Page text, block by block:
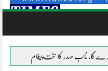
کا سخت پیغام نظام ناکام ہو چکا